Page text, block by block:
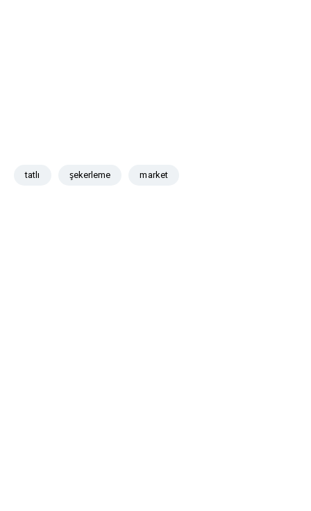
tatlı şekerleme market